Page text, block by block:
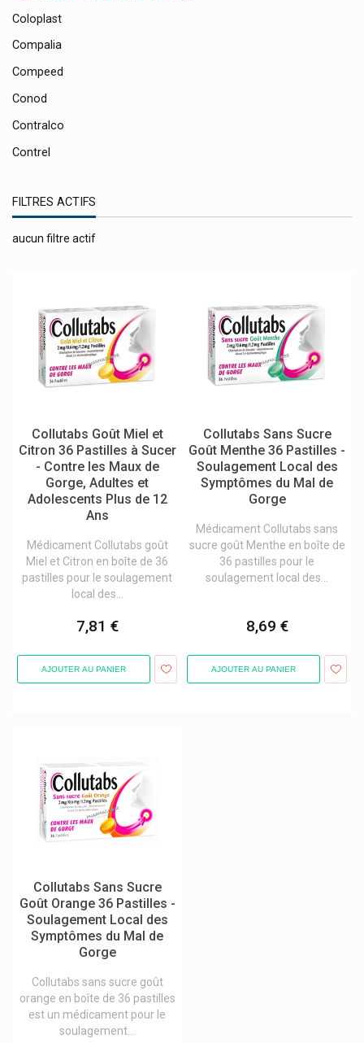
Coloplast
Compalia
Compeed
Conod
Contralco
Contrel
Conveen
Cooper
Corsodyl
Cottony Couches Bébé
Credophar
Crescina
Cyclotest
Cysellia
Dafalgan Upsa
Darphin Cosmétique
Deba Pharma Compléments Alimentaires
Delical Boissons, Crèmes, Biscuits
Delpharm Gaillard
Densmore Laboratoires
Dental Care Paw Patrol
Dentinox
Dépile Argile
Depot The Male Tools
Dermagiq
Derma Globe
Dermeal
Dermo Care
Dermocrem
FILTRES ACTIFS
aucun filtre actif
Collutabs Goût Miel et
Citron 36 Pastilles à Sucer
- Contre les Maux de
Gorge, Adultes et
Adolescents Plus de 12
Ans
Médicament Collutabs goût
Miel et Citron en boîte de 36
pastilles pour le soulagement
local des...
7,81 €
AJOUTER AU PANIER
Collutabs Sans Sucre
Goût Menthe 36 Pastilles -
Soulagement Local des
Symptômes du Mal de
Gorge
Médicament Collutabs sans
sucre goût Menthe en boîte de
36 pastilles pour le
soulagement local des...
8,69 €
AJOUTER AU PANIER
Collutabs Sans Sucre
Goût Orange 36 Pastilles -
Soulagement Local des
Symptômes du Mal de
Gorge
Collutabs sans sucre goût
orange en boîte de 36 pastilles
est un médicament pour le
soulagement...